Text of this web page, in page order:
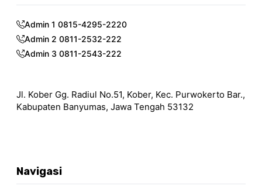
Admin 1 0815-4295-2220
Admin 2 0811-2532-222
Admin 3 0811-2543-222
Jl. Kober Gg. Radiul No.51, Kober, Kec. Purwokerto Bar.,
Kabupaten Banyumas, Jawa Tengah 53132
Navigasi